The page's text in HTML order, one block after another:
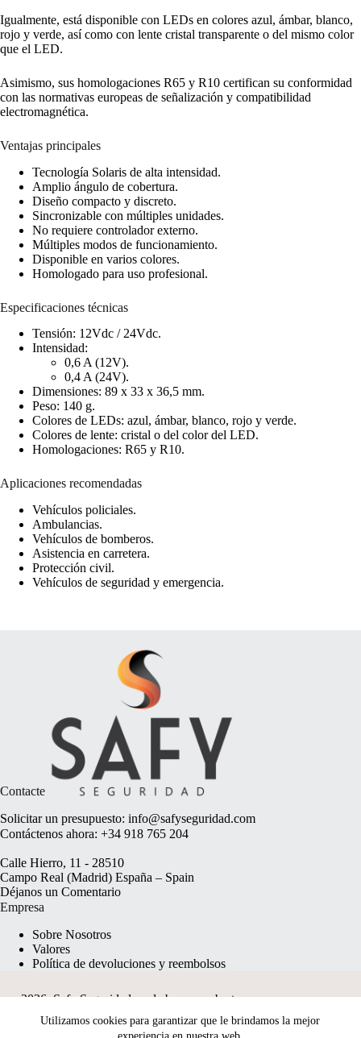
Utilizamos cookies para garantizar que le brindamos la mejor
Igualmente, está disponible con LEDs en colores azul, ámbar, blanco,
rojo y verde, así como con lente cristal transparente o del mismo color
que el LED.
Asimismo, sus homologaciones R65 y R10 certifican su conformidad
con las normativas europeas de señalización y compatibilidad
electromagnética.
Ventajas principales
Tecnología Solaris de alta intensidad.
Amplio ángulo de cobertura.
Diseño compacto y discreto.
Sincronizable con múltiples unidades.
No requiere controlador externo.
Múltiples modos de funcionamiento.
Disponible en varios colores.
Homologado para uso profesional.
Especificaciones técnicas
Tensión: 12Vdc / 24Vdc.
Intensidad:
0,6 A (12V).
0,4 A (24V).
Dimensiones: 89 x 33 x 36,5 mm.
Peso: 140 g.
Colores de LEDs: azul, ámbar, blanco, rojo y verde.
Colores de lente: cristal o del color del LED.
Homologaciones: R65 y R10.
Aplicaciones recomendadas
Vehículos policiales.
Ambulancias.
Vehículos de bomberos.
Asistencia en carretera.
Protección civil.
Vehículos de seguridad y emergencia.
Contacte
Solicitar un presupuesto: info@safyseguridad.com
Contáctenos ahora: +34 918 765 204
Calle Hierro, 11 - 28510
Campo Real (Madrid) España – Spain
Déjanos un Comentario
Empresa
Sobre Nosotros
Valores
Política de devoluciones y reembolsos
2026, Safy Seguridad made byanyweb.pt